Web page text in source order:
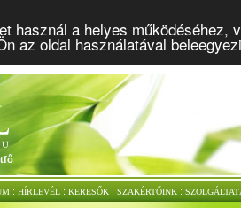
használ a helyes
az oldal használatával
: HÍRLEVÉL : KERESŐK : SZAKÉRTŐINK :